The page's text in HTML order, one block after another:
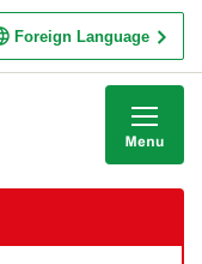
Foreign Language